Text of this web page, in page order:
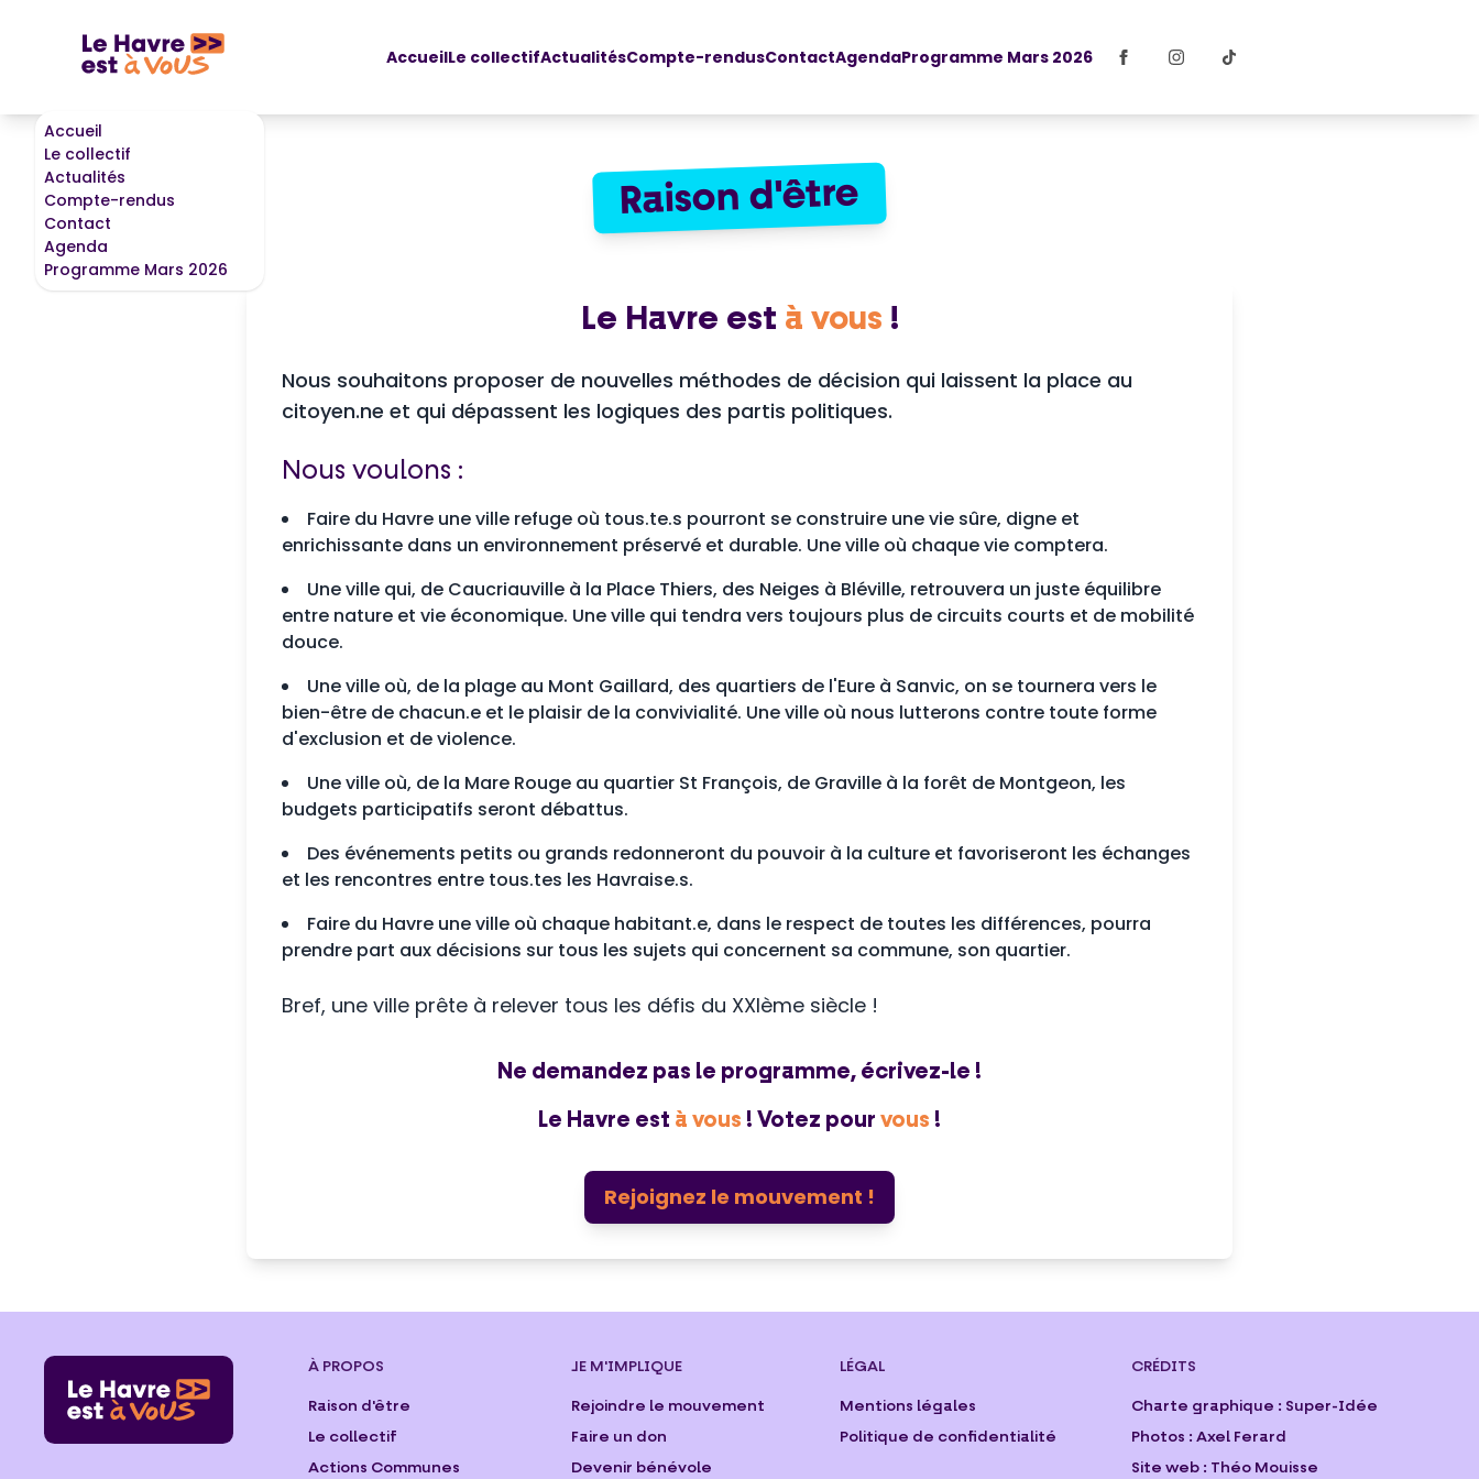
Accueil
Le collectif
Actualités
Compte-rendus
Contact
Agenda
Programme Mars 2026
AccueilLe collectifActualitésCompte-rendusContactAgendaProgramme Mars 2026
Raison d'être
Le Havre est à vous !
Nous souhaitons proposer de nouvelles méthodes de décision qui laissent la place au
citoyen.ne et qui dépassent les logiques des partis politiques.
Nous voulons :
Faire du Havre une ville refuge où tous.te.s pourront se construire une vie sûre, digne et
enrichissante dans un environnement préservé et durable. Une ville où chaque vie comptera.
Une ville qui, de Caucriauville à la Place Thiers, des Neiges à Bléville, retrouvera un juste équilibre
entre nature et vie économique. Une ville qui tendra vers toujours plus de circuits courts et de mobilité
douce.
Une ville où, de la plage au Mont Gaillard, des quartiers de l'Eure à Sanvic, on se tournera vers le
bien-être de chacun.e et le plaisir de la convivialité. Une ville où nous lutterons contre toute forme
d'exclusion et de violence.
Une ville où, de la Mare Rouge au quartier St François, de Graville à la forêt de Montgeon, les
budgets participatifs seront débattus.
Des événements petits ou grands redonneront du pouvoir à la culture et favoriseront les échanges
et les rencontres entre tous.tes les Havraise.s.
Faire du Havre une ville où chaque habitant.e, dans le respect de toutes les différences, pourra
prendre part aux décisions sur tous les sujets qui concernent sa commune, son quartier.
Bref, une ville prête à relever tous les défis du XXIème siècle !
Ne demandez pas le programme, écrivez-le !
Le Havre est à vous ! Votez pour vous !
Rejoignez le mouvement !
À PROPOS
Raison d'être
Le collectif
Actions Communes
JE M'IMPLIQUE
Rejoindre le mouvement
Faire un don
Devenir bénévole
LÉGAL
Mentions légales
Politique de confidentialité
CRÉDITS
Charte graphique : Super-Idée
Photos : Axel Ferard
Site web : Théo Mouisse